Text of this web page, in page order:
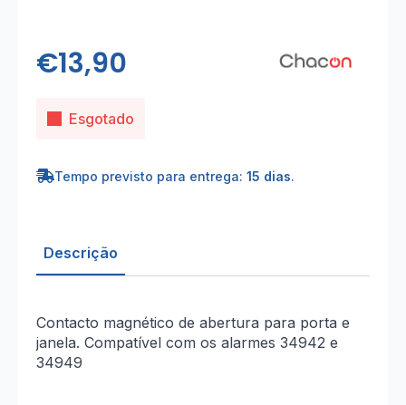
€13,90
Esgotado
Tempo previsto para entrega: 15 dias.
Descrição
Contacto magnético de abertura para porta e
janela. Compatível com os alarmes 34942 e
34949